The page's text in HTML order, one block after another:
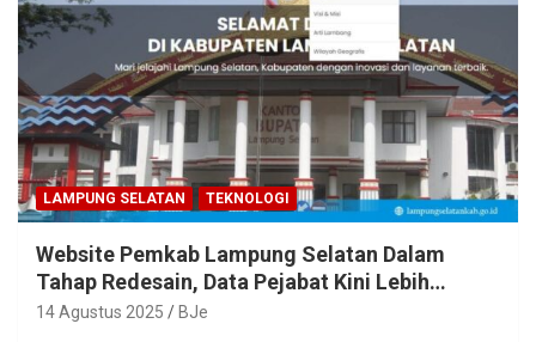
LAMPUNG SELATAN TEKNOLOGI
Website Pemkab Lampung Selatan Dalam
Tahap Redesain, Data Pejabat Kini Lebih
Mudah Diakses
14 Agustus 2025 BJe